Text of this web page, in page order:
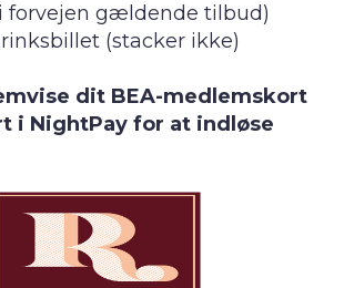
forvejen gældende tilbud)
(stacker ikke)
dit BEA-medlemskort
i NightPay for at indløse